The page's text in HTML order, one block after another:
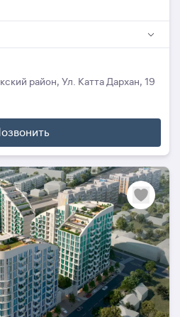
район, Ул. Катта Дархан, 19